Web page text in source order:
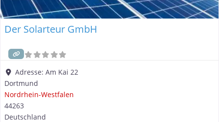
Der Solarteur GmbH
Adresse: Am Kai 22
Dortmund
Nordrhein-Westfalen
44263
Deutschland